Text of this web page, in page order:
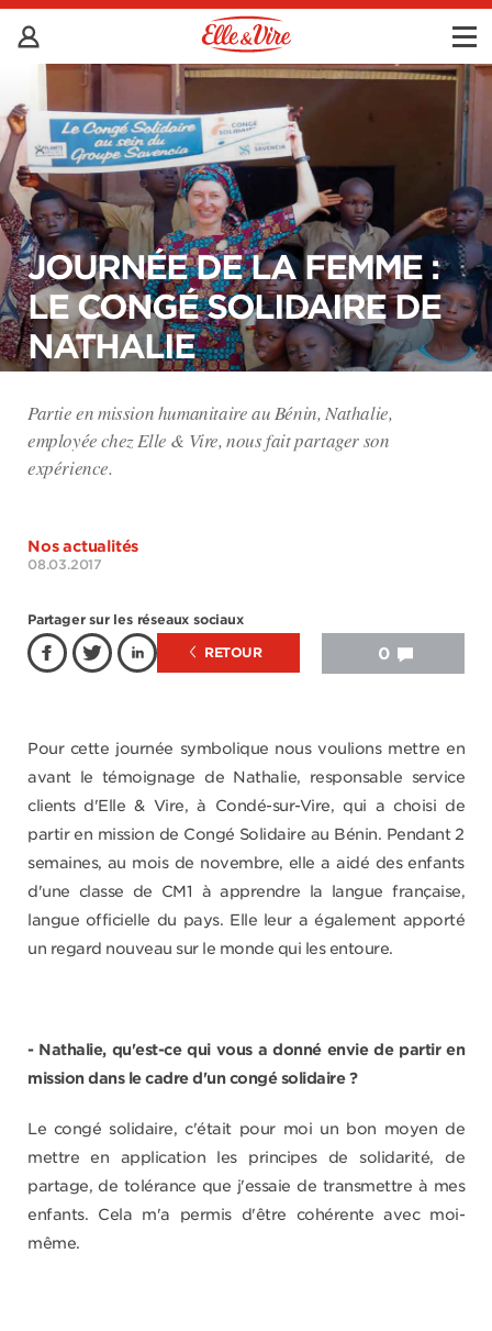
JOURNÉE DE LA FEMME :
LE CONGÉ SOLIDAIRE DE
NATHALIE
Partie en mission humanitaire au Bénin, Nathalie,
employée chez Elle & Vire, nous fait partager son
expérience.
Nos actualités
08.03.2017
Partager sur les réseaux sociaux
0
RETOUR
Pour cette journée symbolique nous voulions mettre en
avant le témoignage de Nathalie, responsable service
clients d'Elle & Vire, à Condé-sur-Vire, qui a choisi de
partir en mission de Congé Solidaire au Bénin. Pendant 2
semaines, au mois de novembre, elle a aidé des enfants
d'une classe de CM1 à apprendre la langue française,
langue officielle du pays. Elle leur a également apporté
un regard nouveau sur le monde qui les entoure.
- Nathalie, qu'est-ce qui vous a donné envie de partir en
mission dans le cadre d'un congé solidaire ?
Le congé solidaire, c'était pour moi un bon moyen de
mettre en application les principes de solidarité, de
partage, de tolérance que j'essaie de transmettre à mes
enfants. Cela m'a permis d'être cohérente avec moi-
même.